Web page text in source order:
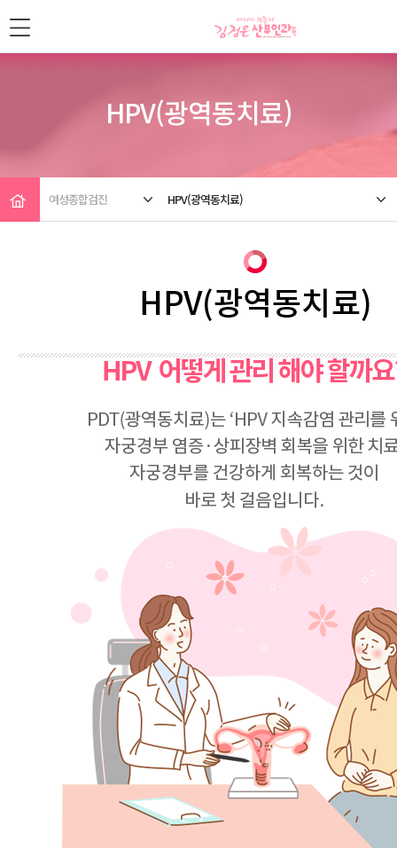
HPV(광역동치료)
여성종합검진 HPV(광역동치료)